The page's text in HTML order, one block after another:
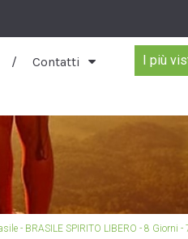
Contatti I più
- BRASILE SPIRITO LIBERO - 8 Giorni